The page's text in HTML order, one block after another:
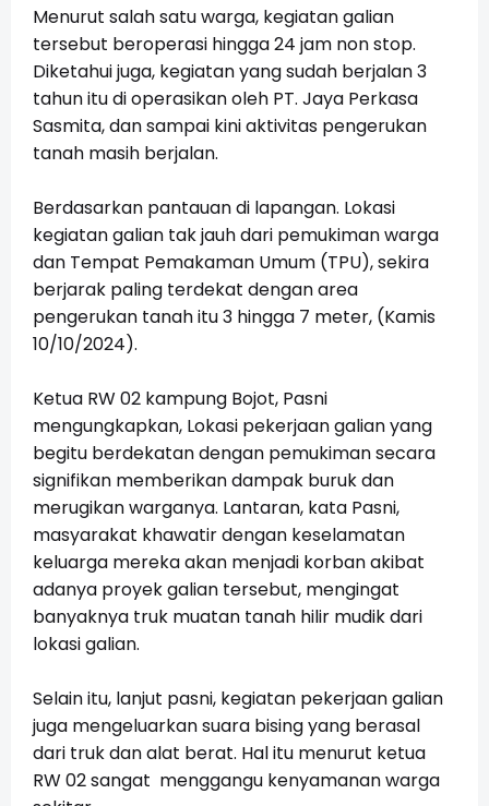
Menurut salah satu warga, kegiatan galian
tersebut beroperasi hingga 24 jam non stop.
Diketahui juga, kegiatan yang sudah berjalan 3
tahun itu di operasikan oleh PT. Jaya Perkasa
Sasmita, dan sampai kini aktivitas pengerukan
tanah masih berjalan.
Berdasarkan pantauan di lapangan. Lokasi
kegiatan galian tak jauh dari pemukiman warga
dan Tempat Pemakaman Umum (TPU), sekira
berjarak paling terdekat dengan area
pengerukan tanah itu 3 hingga 7 meter, (Kamis
10/10/2024).
Ketua RW 02 kampung Bojot, Pasni
mengungkapkan, Lokasi pekerjaan galian yang
begitu berdekatan dengan pemukiman secara
signifikan memberikan dampak buruk dan
merugikan warganya. Lantaran, kata Pasni,
masyarakat khawatir dengan keselamatan
keluarga mereka akan menjadi korban akibat
adanya proyek galian tersebut, mengingat
banyaknya truk muatan tanah hilir mudik dari
lokasi galian.
Selain itu, lanjut pasni, kegiatan pekerjaan galian
juga mengeluarkan suara bising yang berasal
dari truk dan alat berat. Hal itu menurut ketua
RW 02 sangat menggangu kenyamanan warga